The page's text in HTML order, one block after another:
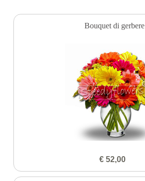
Bouquet di gerbere
€ 52,00